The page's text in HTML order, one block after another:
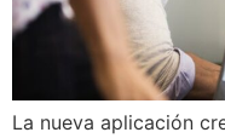
La nueva aplicación